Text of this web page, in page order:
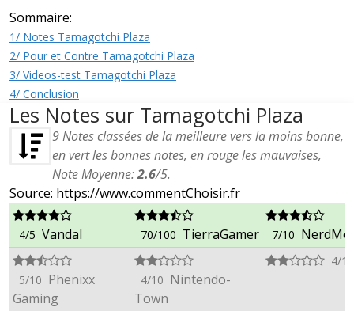
Sommaire:
1/ Notes Tamagotchi Plaza
2/ Pour et Contre Tamagotchi Plaza
3/ Videos-test Tamagotchi Plaza
4/ Conclusion
Les Notes sur Tamagotchi Plaza
9Notes classées de la meilleure vers la moins bonne,
en vert les bonnes notes, en rouge les mauvaises,
Note Moyenne:2.6/5.
Source: https://www.commentChoisir.fr
4/5 Vandal 70/100 TierraGamer 7/10
5/10 Phenixx
Gaming
4/10 Nintendo-
Town
4/10